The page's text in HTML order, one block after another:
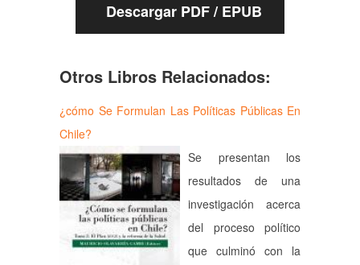
Descargar PDF / EPUB
Otros Libros Relacionados:
¿cómo Se Formulan Las Políticas Públicas En
Chile?
Se presentan los
resultados de una
investigación acerca
del proceso político
que culminó con la